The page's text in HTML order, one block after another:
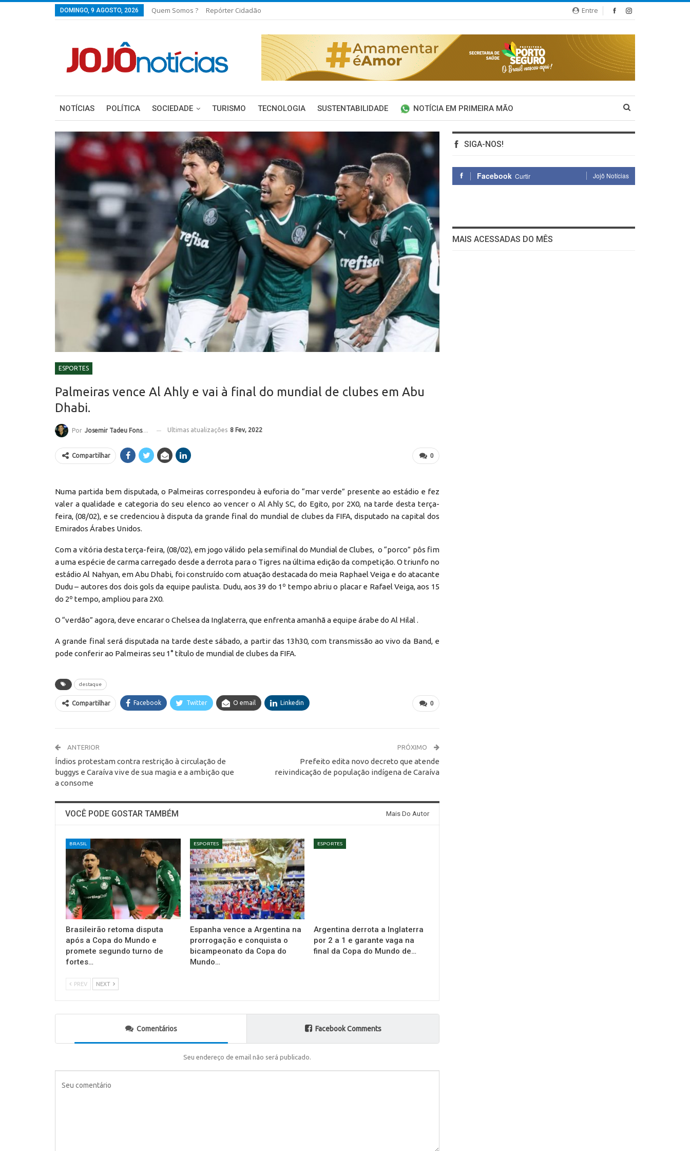
Entre
DOMINGO, 9 AGOSTO, 2026 Quem Somos ? Repórter Cidadão
NOTÍCIAS POLÍTICA SOCIEDADE TURISMO TECNOLOGIA SUSTENTABILIDADE NOTÍCIA EM PRIMEIRA MÃO
ESPORTES
Palmeiras vence Al Ahly e vai à final do mundial de clubes em Abu
Dhabi.
Por Josemir Tadeu Fonseca Ultimas atualizações 8 Fev, 2022
0
Compartilhar
Numa partida bem disputada, o Palmeiras correspondeu à euforia do “mar verde” presente ao estádio e fez
valer a qualidade e categoria do seu elenco ao vencer o Al Ahly SC, do Egito, por 2X0, na tarde desta terça-
feira, (08/02), e se credenciou à disputa da grande final do mundial de clubes da FIFA, disputado na capital dos
Emirados Árabes Unidos.
Com a vitória desta terça-feira, (08/02), em jogo válido pela semifinal do Mundial de Clubes, o “porco” pôs fim
a uma espécie de carma carregado desde a derrota para o Tigres na última edição da competição. O triunfo no
estádio Al Nahyan, em Abu Dhabi, foi construído com atuação destacada do meia Raphael Veiga e do atacante
Dudu – autores dos dois gols da equipe paulista. Dudu, aos 39 do 1º tempo abriu o placar e Rafael Veiga, aos 15
do 2º tempo, ampliou para 2X0.
O “verdão” agora, deve encarar o Chelsea da Inglaterra, que enfrenta amanhã a equipe árabe do Al Hilal .
A grande final será disputada na tarde deste sábado, a partir das 13h30, com transmissão ao vivo da Band, e
pode conferir ao Palmeiras seu 1° título de mundial de clubes da FIFA.
destaque
0
Compartilhar Facebook Twitter O email Linkedin
ANTERIOR
Índios protestam contra restrição à circulação de
buggys e Caraíva vive de sua magia e a ambição que
a consome
PRÓXIMO
Prefeito edita novo decreto que atende
reivindicação de população indígena de Caraíva
VOCÊ PODE GOSTAR TAMBÉM Mais Do Autor
BRASIL
Brasileirão retoma disputa
após a Copa do Mundo e
promete segundo turno de
fortes…
ESPORTES
Espanha vence a Argentina na
prorrogação e conquista o
bicampeonato da Copa do
Mundo…
ESPORTES
Argentina derrota a Inglaterra
por 2 a 1 e garante vaga na
final da Copa do Mundo de…
PREV NEXT
Comentários Facebook Comments
Seu endereço de email não será publicado.
SIGA-NOS!
Facebook Curtir Jojô Notícias
MAIS ACESSADAS DO MÊS